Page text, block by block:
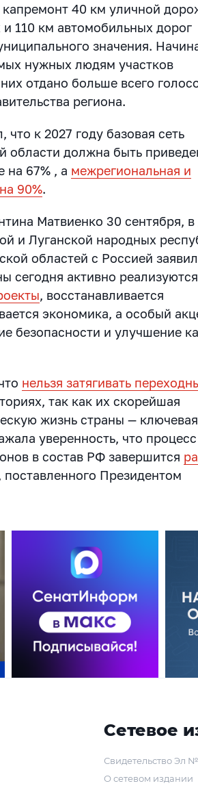
40 км уличной
и 110 км автомобильных дорог
значения.
нужных людям участков
отдано больше всего
региона.
к 2027 году базовая сеть
области должна быть
на 67% , а межрегиональная и
90%.
Матвиенко 30 сентября, в
и Луганской народных
областей с Россией
сегодня активно реализуются
, восстанавливается
экономика, а особый
безопасности и улучшение
нельзя затягивать
так как их скорейшая
жизнь страны — ключевая
уверенность, что процесс
в состав РФ завершится
Президентом
Сетевое
Свидетельство Эл
О сетевом издании